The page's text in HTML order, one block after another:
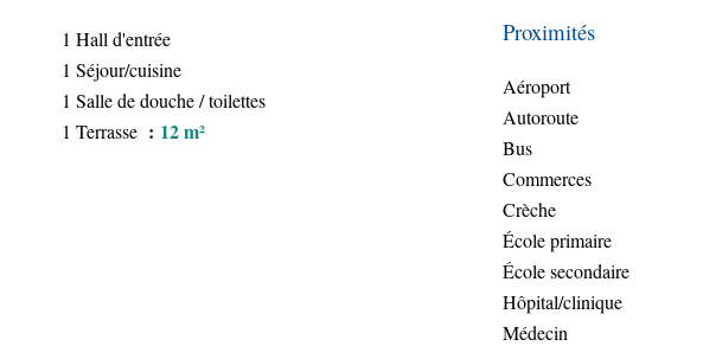
1 Hall d'entrée
1 Séjour/cuisine
1 Salle de douche / toilettes
1 Terrasse
12 m²
Proximités
Aéroport
Autoroute
Bus
Commerces
Crèche
École primaire
École secondaire
Hôpital/clinique
Médecin